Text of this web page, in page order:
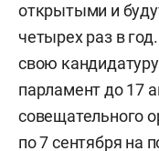
открытыми и
четырех раз в
свою
парламент до 17
совещательного
по 7 сентября на